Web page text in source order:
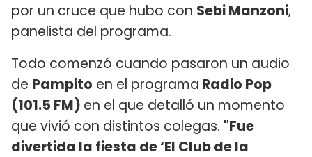
por un cruce que hubo con Sebi Manzoni,
panelista del programa.
Todo comenzó cuando pasaron un audio
de Pampito en el programa Radio Pop
(101.5 FM) en el que detalló un momento
que vivió con distintos colegas. "Fue
divertida la fiesta de ‘El Club de la